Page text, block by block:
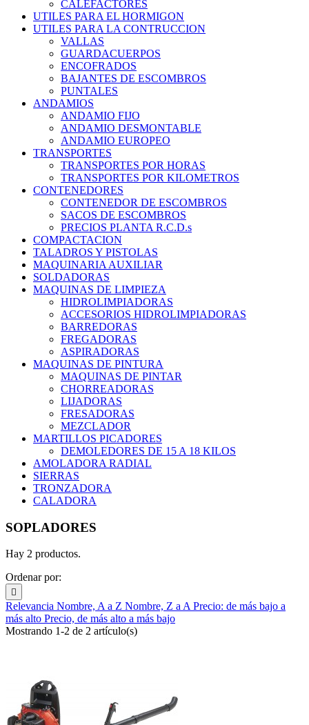
CALEFACTORES
UTILES PARA EL HORMIGON
UTILES PARA LA CONTRUCCION
VALLAS
GUARDACUERPOS
ENCOFRADOS
BAJANTES DE ESCOMBROS
PUNTALES
ANDAMIOS
ANDAMIO FIJO
ANDAMIO DESMONTABLE
ANDAMIO EUROPEO
TRANSPORTES
TRANSPORTES POR HORAS
TRANSPORTES POR KILOMETROS
CONTENEDORES
CONTENEDOR DE ESCOMBROS
SACOS DE ESCOMBROS
PRECIOS PLANTA R.C.D.s
COMPACTACION
TALADROS Y PISTOLAS
MAQUINARIA AUXILIAR
SOLDADORAS
MAQUINAS DE LIMPIEZA
HIDROLIMPIADORAS
ACCESORIOS HIDROLIMPIADORAS
BARREDORAS
FREGADORAS
ASPIRADORAS
MAQUINAS DE PINTURA
MAQUINAS DE PINTAR
CHORREADORAS
LIJADORAS
FRESADORAS
MEZCLADOR
MARTILLOS PICADORES
DEMOLEDORES DE 15 A 18 KILOS
AMOLADORA RADIAL
SIERRAS
TRONZADORA
CALADORA
SOPLADORES
Hay 2 productos.
Ordenar por:

Relevancia Nombre, A a Z Nombre, Z a A Precio: de más bajo a
más alto Precio, de más alto a más bajo
Mostrando 1-2 de 2 artículo(s)